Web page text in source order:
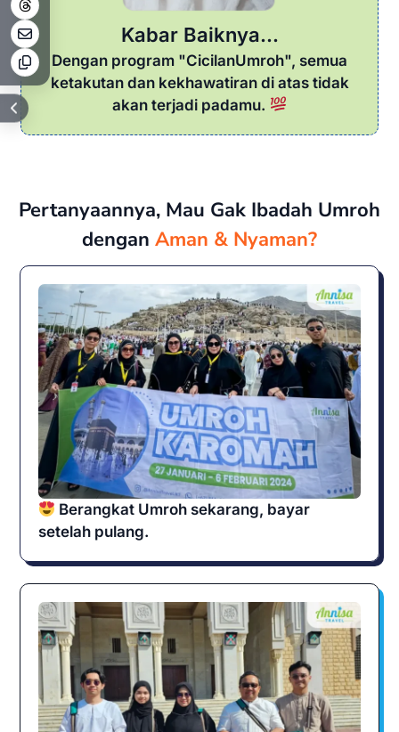
Kabar Baiknya...
Dengan program "CicilanUmroh", semua
ketakutan dan kekhawatiran di atas tidak
akan terjadi padamu.
Pertanyaannya, Mau Gak Ibadah Umroh
dengan Aman & Nyaman?
Berangkat Umroh sekarang, bayar
setelah pulang.